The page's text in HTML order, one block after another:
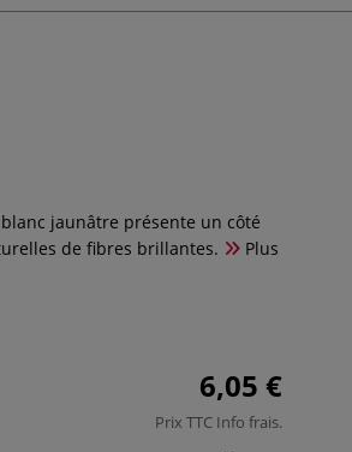
jaunâtre présente un côté
de fibres brillantes.
Plus
6,05 €
Prix TTC Info frais.